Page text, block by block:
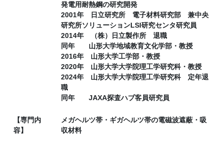
発電用耐熱鋼の研究開発
2001年 日立研究所 電子材料研究部 兼中央
研究所ソリューションLSI研究センタ研究員
2014年 （株）日立製作所 退職
同年 山形大学地域教育文化学部・教授
2016年 山形大学工学部・教授
2020年 山形大学大学院理工学研究科・教授
2024年 山形大学大学院理工学研究科 定年退
職
同年 JAXA探査ハブ客員研究員
【専門内
容】
メガヘルツ帯・ギガヘルツ帯の電磁波遮蔽・吸
収材料